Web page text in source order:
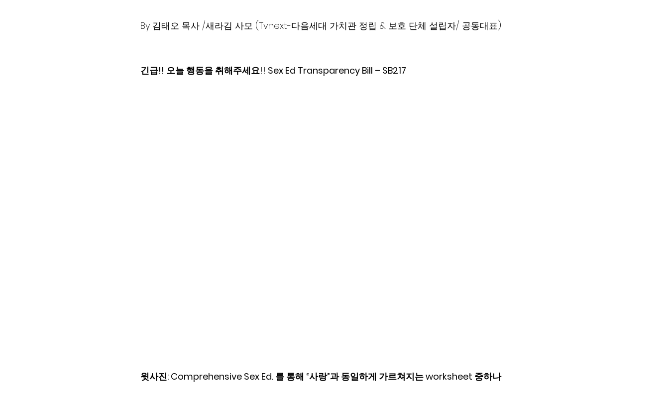
By 김태오 목사 /새라김 사모 (Tvnext-다음세대 가치관 정립 & 보호 단체 설립자/ 공동대표)
긴급!! 오늘 행동을 취해주세요!! Sex Ed Transparency Bill – SB217
윗사진: Comprehensive Sex Ed. 를 통해 “사랑”과 동일하게 가르쳐지는 worksheet 중하나